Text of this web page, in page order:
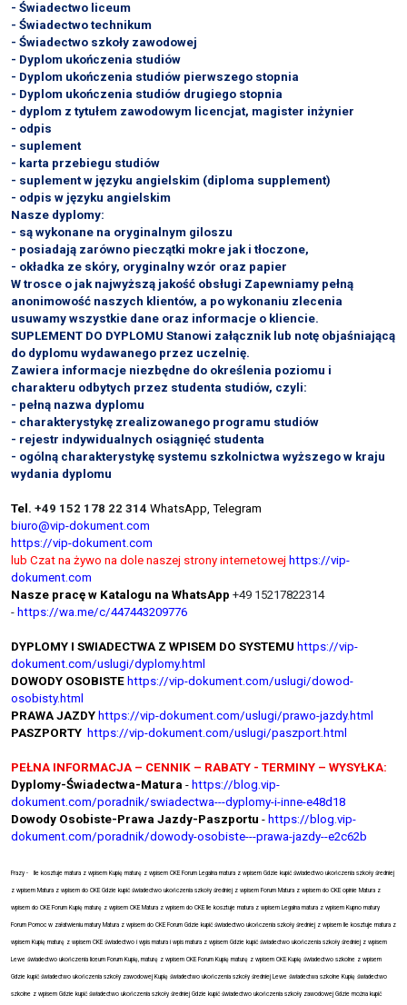
- Świadectwo liceum
- Świadectwo technikum
- Świadectwo szkoły zawodowej
- Dyplom ukończenia studiów
- Dyplom ukończenia studiów pierwszego stopnia
- Dyplom ukończenia studiów drugiego stopnia
- dyplom z tytułem zawodowym licencjat, magister inżynier
- odpis
- suplement
- karta przebiegu studiów
- suplement w języku angielskim (diploma supplement)
- odpis w języku angielskim
Nasze dyplomy:
- są wykonane na oryginalnym giloszu
- posiadają zarówno pieczątki mokre jak i tłoczone,
- okładka ze skóry, oryginalny wzór oraz papier
W trosce o jak najwyższą jakość obsługi Zapewniamy pełną
anonimowość naszych klientów, a po wykonaniu zlecenia
usuwamy wszystkie dane oraz informacje o kliencie.
SUPLEMENT DO DYPLOMU Stanowi załącznik lub notę objaśniającą
do dyplomu wydawanego przez uczelnię.
Zawiera informacje niezbędne do określenia poziomu i
charakteru odbytych przez studenta studiów, czyli:
- pełną nazwa dyplomu
- charakterystykę zrealizowanego programu studiów
- rejestr indywidualnych osiągnięć studenta
- ogólną charakterystykę systemu szkolnictwa wyższego w kraju
wydania dyplomu
Tel. +49 152 178 22 314 WhatsApp, Telegram
biuro@vip-dokument.com
https://vip-dokument.com
lub Czat na żywo na dole naszej strony internetowej https://vip-
dokument.com
Nasze pracę w Katalogu na WhatsApp +49 15217822314
- https://wa.me/c/447443209776
DYPLOMY I SWIADECTWA Z WPISEM DO SYSTEMU https://vip-
dokument.com/uslugi/dyplomy.html
DOWODY OSOBISTE https://vip-dokument.com/uslugi/dowod-
osobisty.html
PRAWA JAZDY https://vip-dokument.com/uslugi/prawo-jazdy.html
PASZPORTY https://vip-dokument.com/uslugi/paszport.html
PEŁNA INFORMACJA – CENNIK – RABATY - TERMINY – WYSYŁKA:
Dyplomy-Świadectwa-Matura - https://blog.vip-
dokument.com/poradnik/swiadectwa---dyplomy-i-inne-e48d18
Dowody Osobiste-Prawa Jazdy-Paszportu - https://blog.vip-
dokument.com/poradnik/dowody-osobiste---prawa-jazdy--e2c62b
Frazy - Ile kosztuje matura z wpisem Kupię maturę z wpisem CKE Forum Legalna matura z wpisem Gdzie kupić świadectwo ukończenia szkoły średniej
z wpisem Matura z wpisem do CKE Gdzie kupić świadectwo ukończenia szkoły średniej z wpisem Forum Matura z wpisem do CKE opinie Matura z
wpisem do CKE Forum Kupię maturę z wpisem CKE Matura z wpisem do CKE Ile kosztuje matura z wpisem Legalna matura z wpisem Kupno matury
Forum Pomoc w załatwieniu matury Matura z wpisem do CKE Forum Gdzie kupić świadectwo ukończenia szkoły średniej z wpisem Ile kosztuje matura z
wpisem Kupię maturę z wpisem CKE świadectwo i wpis matura i wpis matura z wpisem Gdzie kupić świadectwo ukończenia szkoły średniej z wpisem
Lewe świadectwo ukończenia liceum Forum Kupię, maturę z wpisem CKE Forum Kupię maturę z wpisem CKE Kupię świadectwo szkolne z wpisem
Gdzie kupić świadectwo ukończenia szkoły zawodowej Kupię świadectwo ukończenia szkoły średniej Lewe świadectwa szkolne Kupię świadectwo
szkolne z wpisem Gdzie kupić świadectwo ukończenia szkoły średniej Gdzie kupić świadectwo ukończenia szkoły zawodowej Gdzie można kupić